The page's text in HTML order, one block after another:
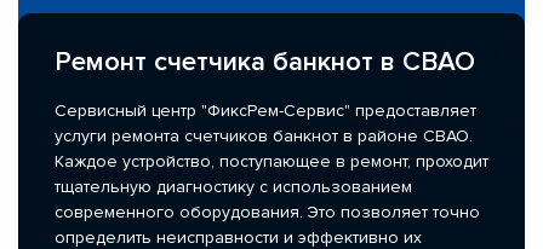
Ремонт счетчика банкнот в СВАО
Сервисный центр "ФиксРем-Сервис" предоставляет
услуги ремонта счетчиков банкнот в районе СВАО.
Каждое устройство, поступающее в ремонт, проходит
тщательную диагностику с использованием
современного оборудования. Это позволяет точно
определить неисправности и эффективно их